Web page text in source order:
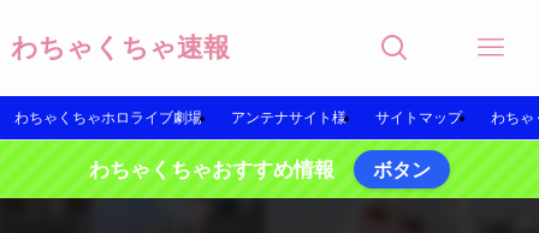
わちゃくちゃ速報
わちゃくちゃホロライブ劇場 アンテナサイト様 サイトマップ わちゃ
わちゃくちゃおすすめ情報 ボタン